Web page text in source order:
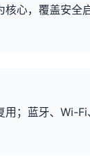
心，覆盖安全
用；蓝牙、Wi-